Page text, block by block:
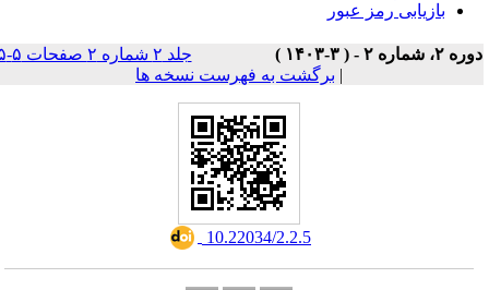
رمز عبور
برگشت به فهرست نسخه ها
‎ 10.22034/2.2.5